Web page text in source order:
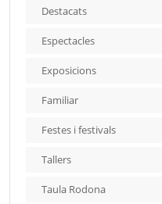
Destacats
Espectacles
Exposicions
Familiar
Festes i festivals
Tallers
Taula Rodona